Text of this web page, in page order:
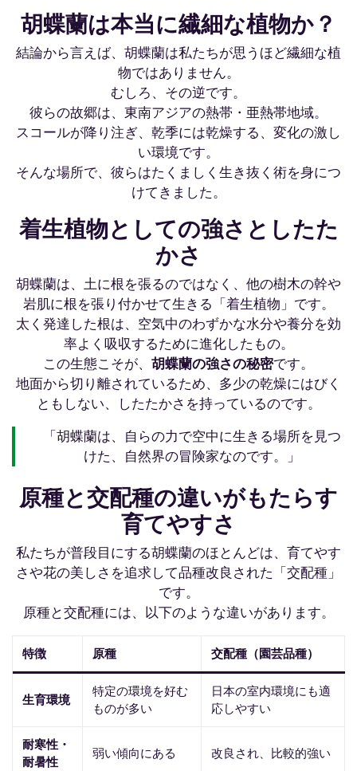
胡蝶蘭は本当に繊細な植物か？
結論から言えば、胡蝶蘭は私たちが思うほど繊細な植
物ではありません。
むしろ、その逆です。
彼らの故郷は、東南アジアの熱帯・亜熱帯地域。
スコールが降り注ぎ、乾季には乾燥する、変化の激し
い環境です。
そんな場所で、彼らはたくましく生き抜く術を身につ
けてきました。
着生植物としての強さとしたた
かさ
胡蝶蘭は、土に根を張るのではなく、他の樹木の幹や
岩肌に根を張り付かせて生きる「着生植物」です。
太く発達した根は、空気中のわずかな水分や養分を効
率よく吸収するために進化したもの。
この生態こそが、 胡蝶蘭の強さの秘密です。
地面から切り離されているため、多少の乾燥にはびく
ともしない、したたかさを持っているのです。
「胡蝶蘭は、自らの力で空中に生きる場所を見つ
けた、自然界の冒険家なのです。」
原種と交配種の違いがもたらす
育てやすさ
私たちが普段目にする胡蝶蘭のほとんどは、育てやす
さや花の美しさを追求して品種改良された「交配種」
です。
原種と交配種には、以下のような違いがあります。
特徴 原種 交配種（園芸品種）
生育環境
特定の環境を好む
ものが多い
日本の室内環境にも適
応しやすい
耐寒性・
耐暑性
弱い傾向にある 改良され、比較的強い